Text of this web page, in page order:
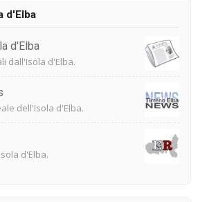
d'Elba
d'Elba
dall'Isola d'Elba.
dell'Isola d'Elba.
d'Elba.